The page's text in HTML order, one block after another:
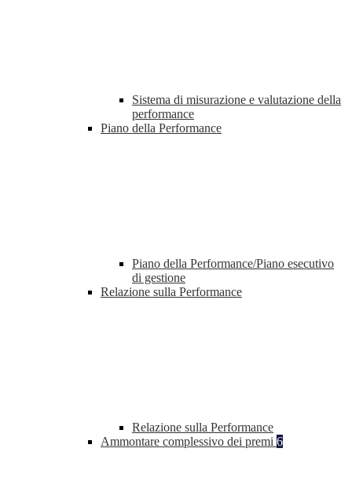
Sistema di misurazione e valutazione della
performance
Piano della Performance
Piano della Performance/Piano esecutivo
di gestione
Relazione sulla Performance
Relazione sulla Performance
Ammontare complessivo dei premi 6